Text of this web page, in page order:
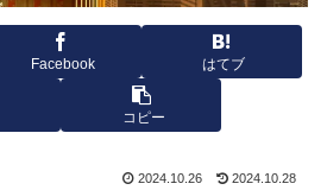
Facebook はてブ
コピー
2024.10.26 2024.10.28